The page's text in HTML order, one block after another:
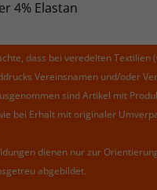
4% Elastan
dass bei veredelten Textilien
Vereinsnamen und/oder
sind Artikel mit
bei Erhalt mit originaler
dienen nur zur
abgebildet.